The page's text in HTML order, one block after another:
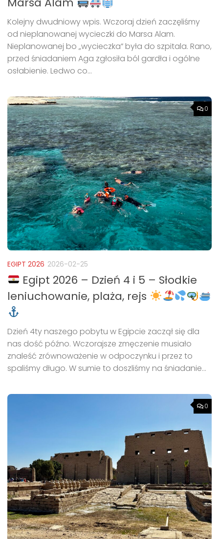
Kolejny dwudniowy wpis. Wczoraj dzień zaczęliśmy
od nieplanowanej wycieczki do Marsa Alam.
Nieplanowanej bo „wycieczka” była do szpitala. Rano,
przed śniadaniem Aga zgłosiła ból gardła i ogólne
osłabienie. Ledwo co...
0
EGIPT 2026 2026-02-25
Egipt 2026 – Dzień 4 i 5 – Słodkie
leniuchowanie, plaża, rejs
Dzień 4ty naszego pobytu w Egipcie zaczął się dla
nas dość późno. Wczorajsze zmęczenie musiało
znaleść zrównoważenie w odpoczynku i przez to
spaliśmy długo. W sumie to doszliśmy na śniadanie...
0